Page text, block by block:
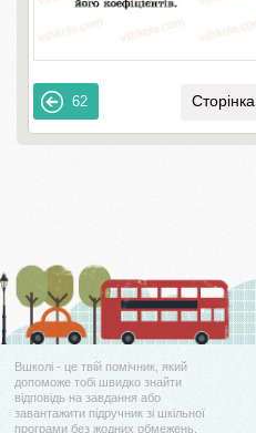
62 Сторінка
Вшколі - це твій помічник, який
допоможе тобі швидко знайти
відповідь на завдання або
завантажити підручник зі шкільної
програми без жодних обмежень.